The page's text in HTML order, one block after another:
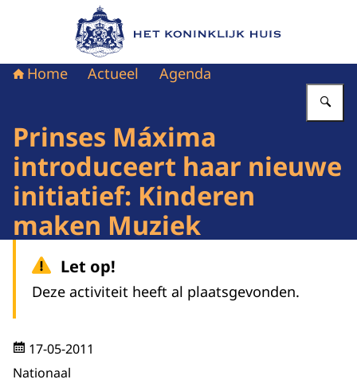
Naar de homepage van Het Koninklijk Huis
Home Actueel Agenda
Prinses Máxima
introduceert haar nieuwe
initiatief: Kinderen
maken Muziek
Let op!
Deze activiteit heeft al plaatsgevonden.
17-05-2011
Nationaal